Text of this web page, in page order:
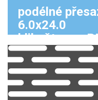
podélné
6.0x24.0
klikněte pro